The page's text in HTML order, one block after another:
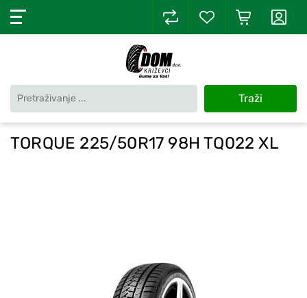
Traži
TORQUE 225/50R17 98H TQ022 XL